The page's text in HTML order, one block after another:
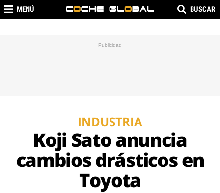
MENÚ BUSCAR
INDUSTRIA
Koji Sato anuncia
cambios drásticos en
Toyota